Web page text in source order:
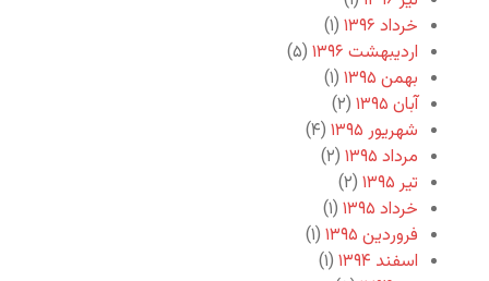
خرداد ۱۳۹۶
(۱)
اردیبهشت ۱۳۹۶
(۵)
بهمن ۱۳۹۵
(۱)
آبان ۱۳۹۵
(۲)
شهریور ۱۳۹۵
(۴)
مرداد ۱۳۹۵
(۲)
تیر ۱۳۹۵
(۲)
خرداد ۱۳۹۵
(۱)
فروردین ۱۳۹۵
(۱)
اسفند ۱۳۹۴
(۱)